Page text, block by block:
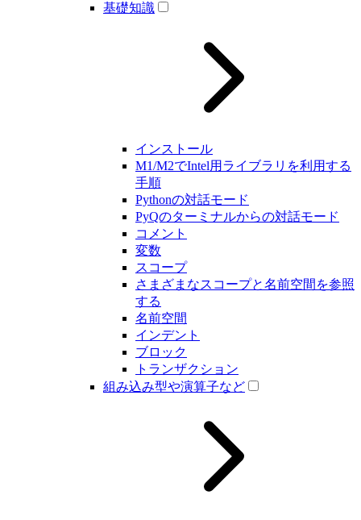
基礎知識
インストール
M1/M2でIntel用ライブラリを利用する
手順
Pythonの対話モード
PyQのターミナルからの対話モード
コメント
変数
スコープ
さまざまなスコープと名前空間を参照
する
名前空間
インデント
ブロック
トランザクション
組み込み型や演算子など